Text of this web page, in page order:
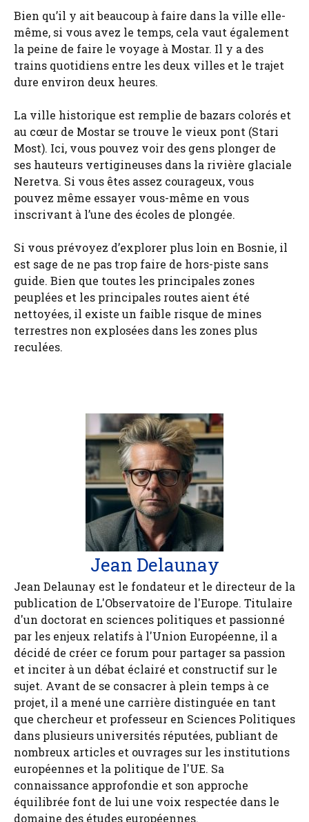
Bien qu’il y ait beaucoup à faire dans la ville elle-
même, si vous avez le temps, cela vaut également
la peine de faire le voyage à Mostar. Il y a des
trains quotidiens entre les deux villes et le trajet
dure environ deux heures.
La ville historique est remplie de bazars colorés et
au cœur de Mostar se trouve le vieux pont (Stari
Most). Ici, vous pouvez voir des gens plonger de
ses hauteurs vertigineuses dans la rivière glaciale
Neretva. Si vous êtes assez courageux, vous
pouvez même essayer vous-même en vous
inscrivant à l’une des écoles de plongée.
Si vous prévoyez d’explorer plus loin en Bosnie, il
est sage de ne pas trop faire de hors-piste sans
guide. Bien que toutes les principales zones
peuplées et les principales routes aient été
nettoyées, il existe un faible risque de mines
terrestres non explosées dans les zones plus
reculées.
Jean Delaunay
Jean Delaunay est le fondateur et le directeur de la
publication de L'Observatoire de l'Europe. Titulaire
d'un doctorat en sciences politiques et passionné
par les enjeux relatifs à l'Union Européenne, il a
décidé de créer ce forum pour partager sa passion
et inciter à un débat éclairé et constructif sur le
sujet. Avant de se consacrer à plein temps à ce
projet, il a mené une carrière distinguée en tant
que chercheur et professeur en Sciences Politiques
dans plusieurs universités réputées, publiant de
nombreux articles et ouvrages sur les institutions
européennes et la politique de l'UE. Sa
connaissance approfondie et son approche
équilibrée font de lui une voix respectée dans le
domaine des études européennes.